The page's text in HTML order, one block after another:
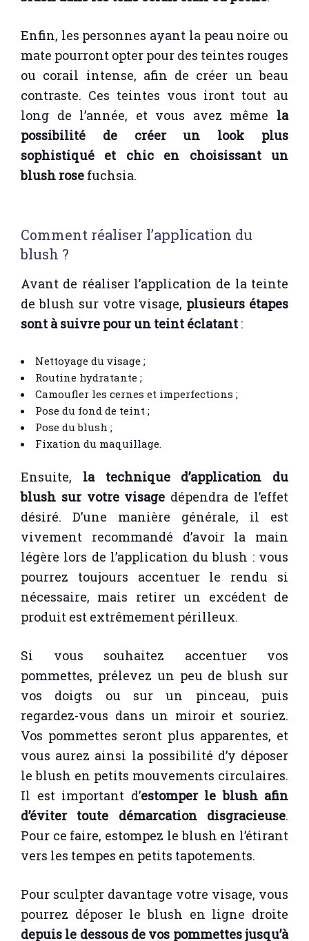
Enfin, les personnes ayant la peau noire ou
mate pourront opter pour des teintes rouges
ou corail intense, afin de créer un beau
contraste. Ces teintes vous iront tout au
long de l’année, et vous avez même la
possibilité de créer un look plus
sophistiqué et chic en choisissant un
blush rose fuchsia.
Comment réaliser l’application du
blush ?
Avant de réaliser l’application de la teinte
de blush sur votre visage, plusieurs étapes
sont à suivre pour un teint éclatant:
Nettoyage du visage ;
Routine hydratante ;
Camoufler les cernes et imperfections ;
Pose du fond de teint ;
Pose du blush ;
Fixation du maquillage.
Ensuite, la technique d’application du
blush sur votre visage dépendra de l’effet
désiré. D’une manière générale, il est
vivement recommandé d’avoir la main
légère lors de l’application du blush : vous
pourrez toujours accentuer le rendu si
nécessaire, mais retirer un excédent de
produit est extrêmement périlleux.
Si vous souhaitez accentuer vos
pommettes, prélevez un peu de blush sur
vos doigts ou sur un pinceau, puis
regardez-vous dans un miroir et souriez.
Vos pommettes seront plus apparentes, et
vous aurez ainsi la possibilité d’y déposer
le blush en petits mouvements circulaires.
Il est important d’estomper le blush afin
d’éviter toute démarcation disgracieuse.
Pour ce faire, estompez le blush en l’étirant
vers les tempes en petits tapotements.
Pour sculpter davantage votre visage, vous
pourrez déposer le blush en ligne droite
depuis le dessous de vos pommettes jusqu’à